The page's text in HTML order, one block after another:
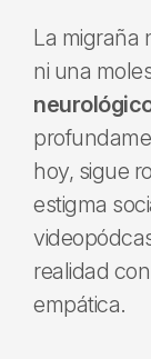
La migraña
ni una
hoy, sigue
estigma
realidad
empática.